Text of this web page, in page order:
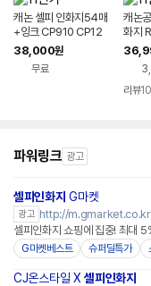
캐논 셀피 인화지54매
+잉크 CP910 CP12
00 CP1300 CP150
38,000원
무료
캐논
화지
0/
리뷰
파워링크 광고
셀피인화지 G마켓
광고 http://m.gmarket.co.kr
셀피인화지 쇼핑에 집중! 최대
G마켓베스트 슈퍼딜특가
CJ온스타일 X셀피인화지